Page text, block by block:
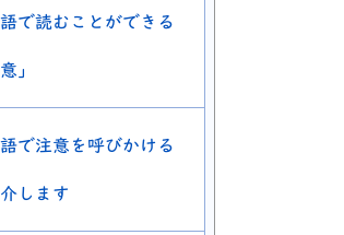
で読むことができる
」
で注意を呼びかける
します